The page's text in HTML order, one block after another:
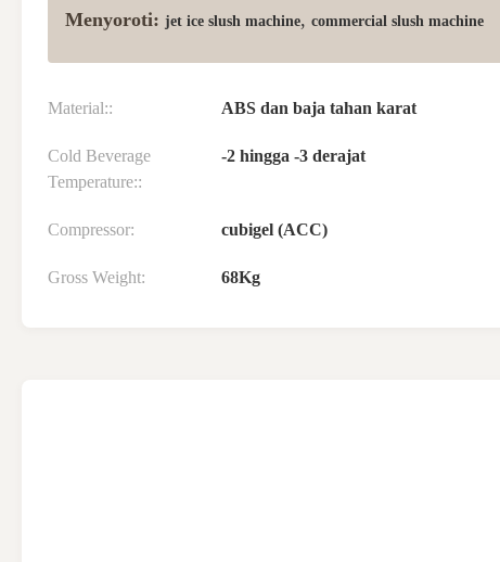
Menyoroti: jet ice slush machine, commercial slush machine
Material:: ABS dan baja tahan karat
Cold Beverage
Temperature::
-2 hingga -3 derajat
Compressor: cubigel (ACC)
Gross Weight: 68Kg